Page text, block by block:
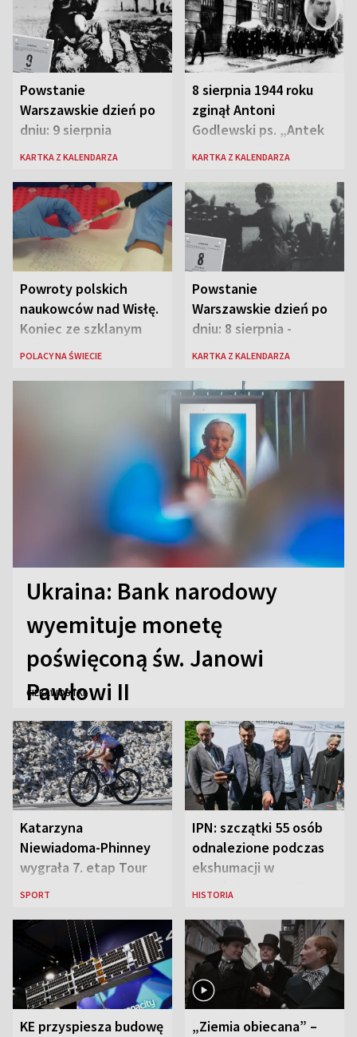
Powstanie
Warszawskie dzień po
dniu: 9 sierpnia
KARTKA Z KALENDARZA
8 sierpnia 1944 roku
zginął Antoni
Godlewski ps. „Antek
Rozpylacz”
KARTKA Z KALENDARZA
Powroty polskich
naukowców nad Wisłę.
Koniec ze szklanym
sufitem
POLACY NA ŚWIECIE
Powstanie
Warszawskie dzień po
dniu: 8 sierpnia -
rozbrzmiewa radio
„Antka Rozpylacza”
KARTKA Z KALENDARZA
Ukraina: Bank narodowy
wyemituje monetę
poświęconą św. Janowi
Pawłowi II
CIEKAWOSTKI
Katarzyna
Niewiadoma-Phinney
wygrała 7. etap Tour
de France i została
SPORT
IPN: szczątki 55 osób
odnalezione podczas
ekshumacji w
Ostrówkach i Woli
HISTORIA
KE przyspiesza budowę
„Ziemia obiecana” –